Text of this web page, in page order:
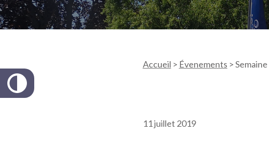
Accueil > Évenements >
11 juillet 2019